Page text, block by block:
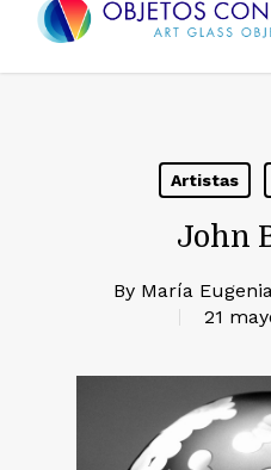
Artistas
John
By María
21